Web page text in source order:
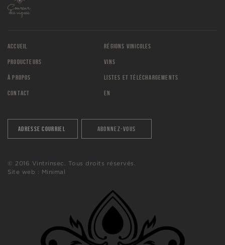
ACCUEIL RÉGIONS VINICOLES
PRODUCTEURS VINS
À PROPOS LISTES ET TÉLÉCHARGEMENTS
CONTACT EN
© 2016 Vintrinsec. Tous droits réservés.
Site web : Minimal